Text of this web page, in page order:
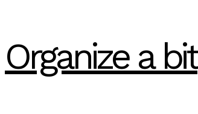
Organize a bit